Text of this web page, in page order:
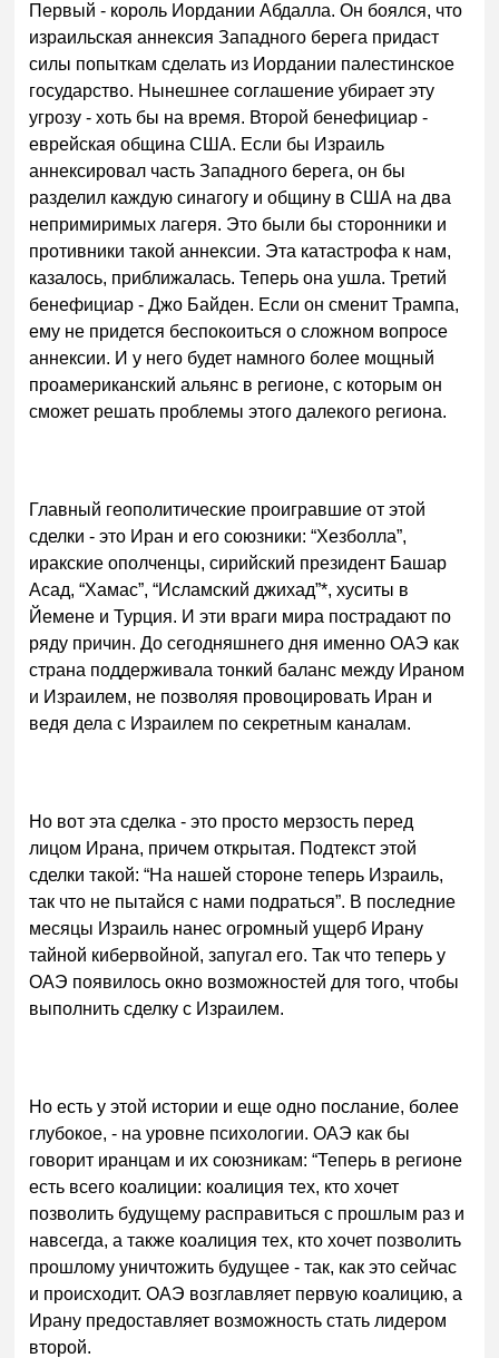
Первый - король Иордании Абдалла. Он боялся, что
израильская аннексия Западного берега придаст
силы попыткам сделать из Иордании палестинское
государство. Нынешнее соглашение убирает эту
угрозу - хоть бы на время. Второй бенефициар -
еврейская община США. Если бы Израиль
аннексировал часть Западного берега, он бы
разделил каждую синагогу и общину в США на два
непримиримых лагеря. Это были бы сторонники и
противники такой аннексии. Эта катастрофа к нам,
казалось, приближалась. Теперь она ушла. Третий
бенефициар - Джо Байден. Если он сменит Трампа,
ему не придется беспокоиться о сложном вопросе
аннексии. И у него будет намного более мощный
проамериканский альянс в регионе, с которым он
сможет решать проблемы этого далекого региона.
Главный геополитические проигравшие от этой
сделки - это Иран и его союзники: “Хезболла”,
иракские ополченцы, сирийский президент Башар
Асад, “Хамас”, “Исламский джихад”*, хуситы в
Йемене и Турция. И эти враги мира пострадают по
ряду причин. До сегодняшнего дня именно ОАЭ как
страна поддерживала тонкий баланс между Ираном
и Израилем, не позволяя провоцировать Иран и
ведя дела с Израилем по секретным каналам.
Но вот эта сделка - это просто мерзость перед
лицом Ирана, причем открытая. Подтекст этой
сделки такой: “На нашей стороне теперь Израиль,
так что не пытайся с нами подраться”. В последние
месяцы Израиль нанес огромный ущерб Ирану
тайной кибервойной, запугал его. Так что теперь у
ОАЭ появилось окно возможностей для того, чтобы
выполнить сделку с Израилем.
Но есть у этой истории и еще одно послание, более
глубокое, - на уровне психологии. ОАЭ как бы
говорит иранцам и их союзникам: “Теперь в регионе
есть всего коалиции: коалиция тех, кто хочет
позволить будущему расправиться с прошлым раз и
навсегда, а также коалиция тех, кто хочет позволить
прошлому уничтожить будущее - так, как это сейчас
и происходит. ОАЭ возглавляет первую коалицию, а
Ирану предоставляет возможность стать лидером
второй.